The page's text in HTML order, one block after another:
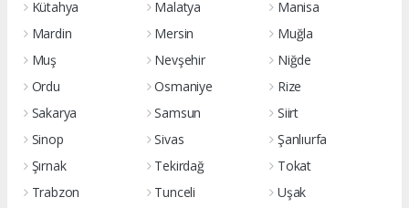
Kütahya
Malatya
Manisa
Mardin
Mersin
Muğla
Muş
Nevşehir
Niğde
Ordu
Osmaniye
Rize
Sakarya
Samsun
Siirt
Sinop
Sivas
Şanlıurfa
Şırnak
Tekirdağ
Tokat
Trabzon
Tunceli
Uşak